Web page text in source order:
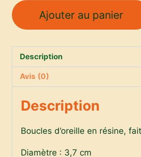
quantité
de
Boucles
d'oreilles
orange
Ajouter au panier
Description
Avis (0)
Description
Boucles d’oreille en résine,
Diamètre : 3,7 cm